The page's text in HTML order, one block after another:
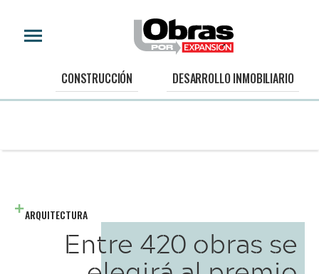
CONSTRUCCIÓN DESARROLLO INMOBILIARIO
ARQUITECTURA
Entre 420 obras se